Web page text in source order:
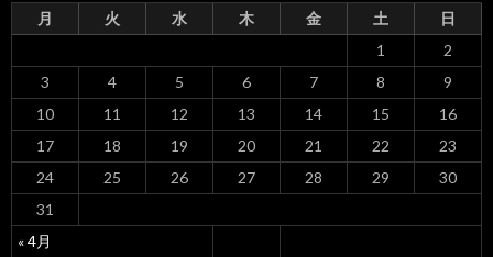
月 火 水 木 金 土 日
« 4月
1
2
3
4 5 6 7 8
9
10
11 12 13 14 15
16
17
18 19 20 21 22
23
24
25 26 27 28 29
30
31